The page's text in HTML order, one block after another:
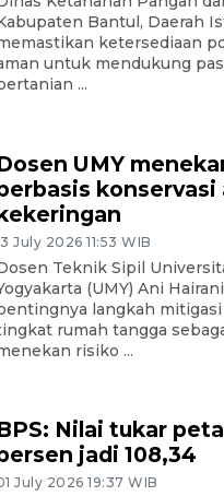
Bantul, Daerah
ketersediaan
untuk mendukung
...
UMY
konservasi
July 2026 11:53 WIB
Teknik Sipil
(UMY) Ani
langkah
rumah tangga
risiko ...
Nilai tukar
jadi 108,34
July 2026 19:37 WIB
Bantul
02 August 2026